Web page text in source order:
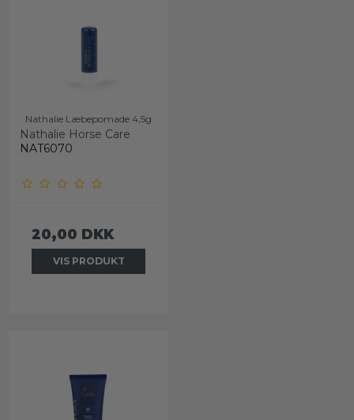
Nathalie Læbepomade 4,5g
Nathalie Horse Care
NAT6070
20,00 DKK
VIS PRODUKT